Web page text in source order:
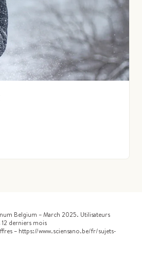
Belgium – March 2025. Utilisateurs
derniers mois
– https://www.sciensano.be/fr/sujets-